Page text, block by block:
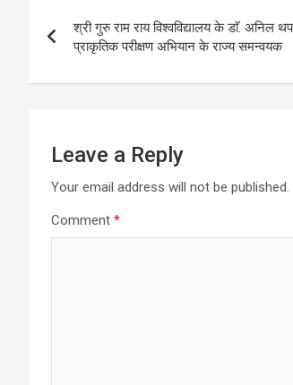
navigation
श्री गुरु राम राय विश्वविद्यालय के डाॅ. अनिल
प्राकृतिक परीक्षण अभियान के राज्य समन्वयक
Leave a Reply
Your email address will not be published.
Comment *